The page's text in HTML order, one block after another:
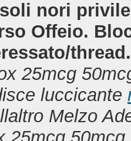
nori
Offeio.
thread.
25mcg
luccicante
Melzo